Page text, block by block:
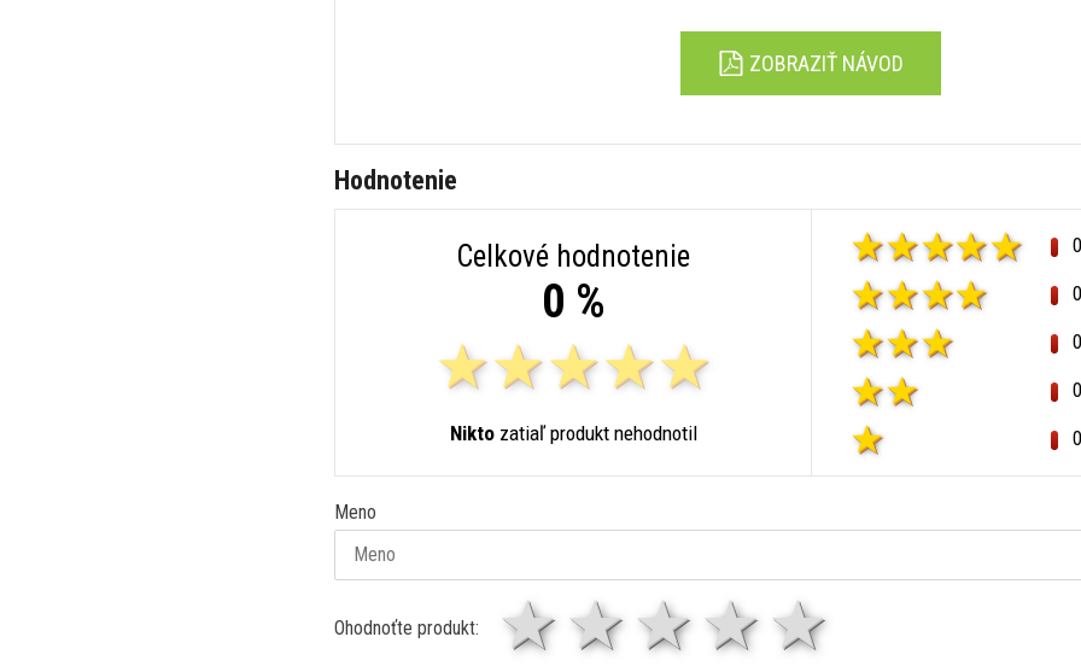
ZOBRAZIŤ NÁVOD
Hodnotenie
Celkové hodnotenie
0 %
Niktozatiaľ produkt nehodnotil
Meno
Ohodnoťte produkt: 4 hviezdy
3 hviezdy
2 hviezdy
1 hviezda